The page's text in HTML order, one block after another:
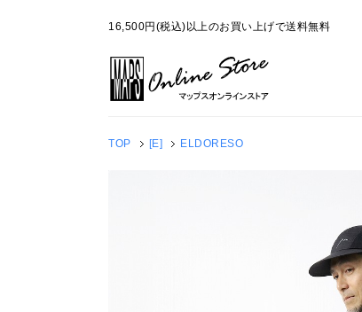
16,500円(税込)以上のお買い上げで送料無料
TOP [E] ELDORESO